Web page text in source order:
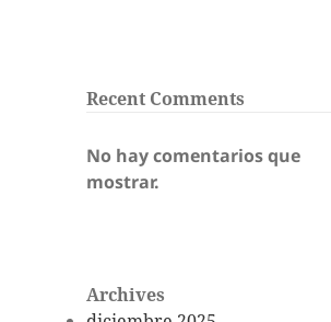
Recent Comments
No hay comentarios que
mostrar.
Archives